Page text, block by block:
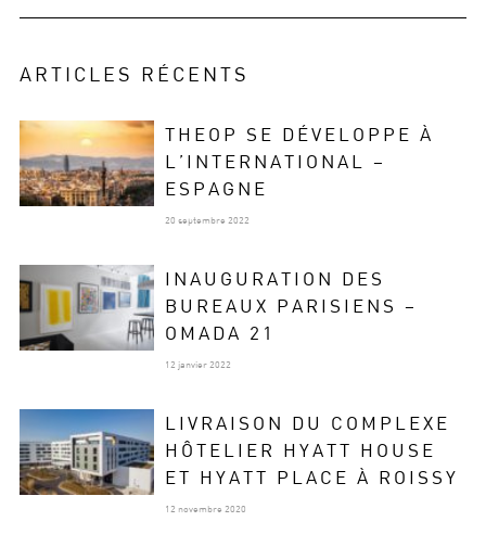
ARTICLES RÉCENTS
THEOP SE DÉVELOPPE À
L’INTERNATIONAL –
ESPAGNE
20 septembre 2022
INAUGURATION DES
BUREAUX PARISIENS –
OMADA 21
12 janvier 2022
LIVRAISON DU COMPLEXE
HÔTELIER HYATT HOUSE
ET HYATT PLACE À ROISSY
12 novembre 2020